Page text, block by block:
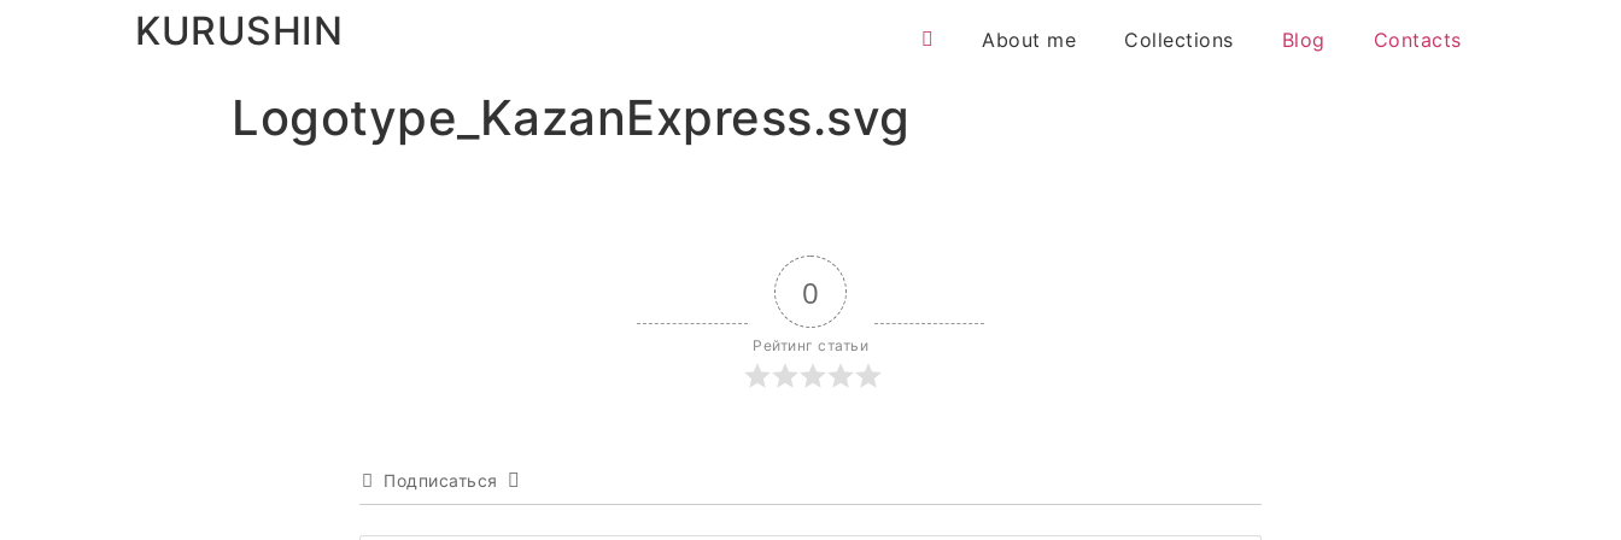
KURUSHIN About me Collections Blog Contacts
Logotype_KazanExpress.svg
0
Рейтинг статьи
Подписаться